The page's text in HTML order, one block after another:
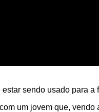
sendo usado para
um jovem que,